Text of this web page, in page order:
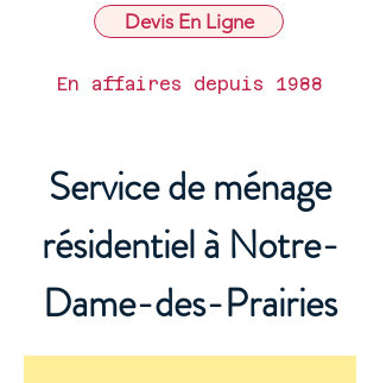
Devis En Ligne
En affaires depuis 1988
Service de ménage
résidentiel à Notre-
Dame-des-Prairies